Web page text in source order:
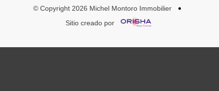
© Copyright 2026 Michel Montoro Immobilier
Sitio creado por